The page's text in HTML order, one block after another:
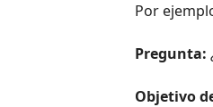
Por
Pregunta:
Objetivo